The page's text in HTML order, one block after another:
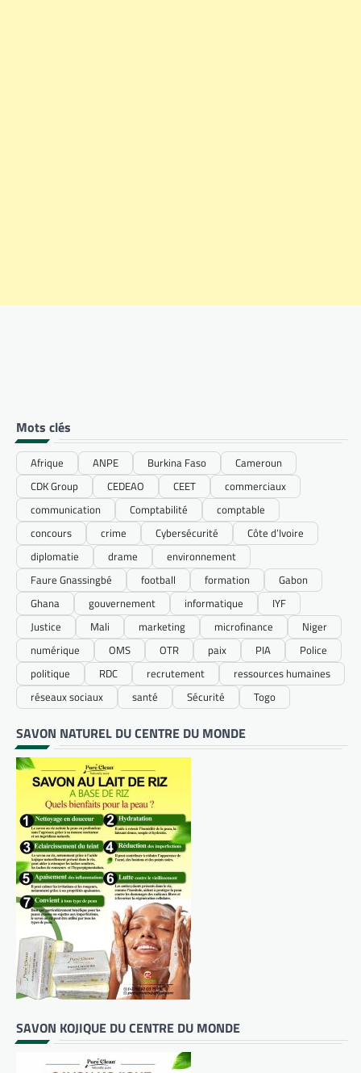
Mots clés
Afrique ANPE Burkina Faso
Cameroun
CDK Group
CEDEAO CEET
commerciaux
communication
Comptabilité
comptable
concours
crime Cybersécurité
Côte d’Ivoire
diplomatie
drame
environnement
Faure Gnassingbé
football formation
Gabon
Ghana
gouvernement informatique
IYF
Justice
Mali marketing microfinance
Niger
numérique
OMS OTR paix PIA
Police
politique
RDC recrutement
ressources humaines
réseaux sociaux
santé Sécurité Togo
SAVON NATUREL DU CENTRE DU MONDE
SAVON KOJIQUE DU CENTRE DU MONDE